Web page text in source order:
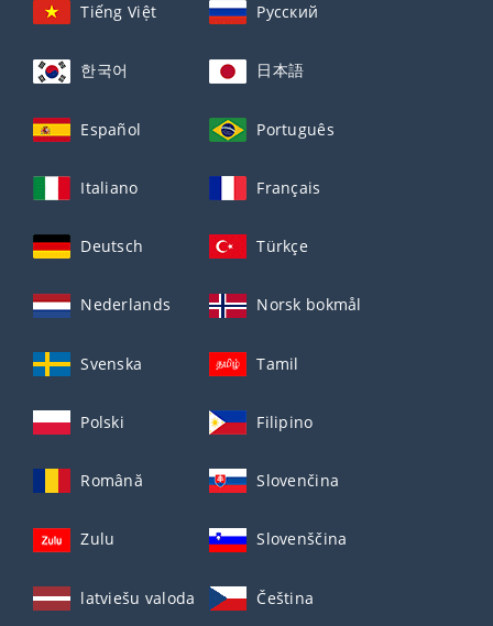
Tiếng Việt Русский
한국어 日本語
Español Português
Italiano Français
Deutsch Türkçe
Nederlands Norsk bokmål
Svenska Tamil
Polski Filipino
Română Slovenčina
Zulu Slovenščina
latviešu valoda Čeština